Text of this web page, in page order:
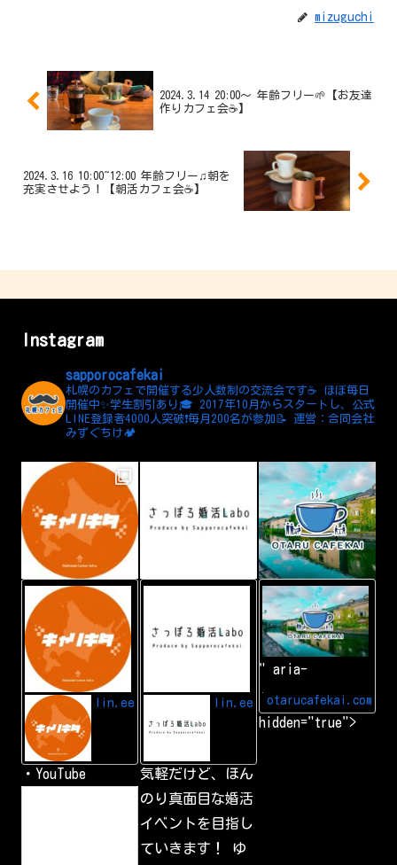
mizuguchi
2024.3.14 20:00〜 年齢フリー🌱【お友達
作りカフェ会☕️】
2024.3.16 10:00~12:00 年齢フリー♫朝を
充実させよう！【朝活カフェ会☕】
Instagram
sapporocafekai
札幌のカフェで開催する少人数制の交流会です☕️ ほぼ毎日
開催中✨学生割引あり🎓 2017年10月からスタートし、公式
LINE登録者4000人突破❗️毎月200名が参加📝 運営：合同会社
みずぐちけ🏕️
lin.ee
・YouTube
h
t
s
A
d
d
L
I
N
E
r
i
e
lin.ee
気軽だけど、ほん
のり真面目な婚活
イベントを目指し
ていきます！ ゆ
otarucafekai.com
" aria-
hidden="true">